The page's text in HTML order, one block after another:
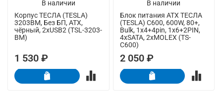
В наличии
Корпус ТЕСЛА (TESLA)
3203BM, Без БП, ATX,
чёрный, 2xUSB2 (TSL-3203-
BM)
1 530 ₽
В наличии
Блок питания ATX ТЕСЛА
(TESLA) C600, 600W, 80+,
Bulk, 1x4+4pin, 1x6+2PIN,
4xSATA, 2xMOLEX (TS-
C600)
2 050 ₽